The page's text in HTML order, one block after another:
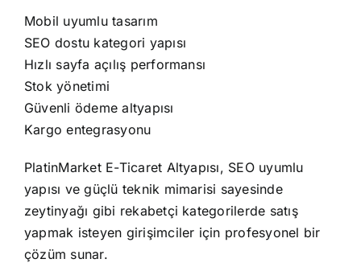
Mobil uyumlu tasarım
SEO dostu kategori yapısı
Hızlı sayfa açılış performansı
Stok yönetimi
Güvenli ödeme altyapısı
Kargo entegrasyonu
PlatinMarket E-Ticaret Altyapısı, SEO uyumlu
yapısı ve güçlü teknik mimarisi sayesinde
zeytinyağı gibi rekabetçi kategorilerde satış
yapmak isteyen girişimciler için profesyonel bir
çözüm sunar.